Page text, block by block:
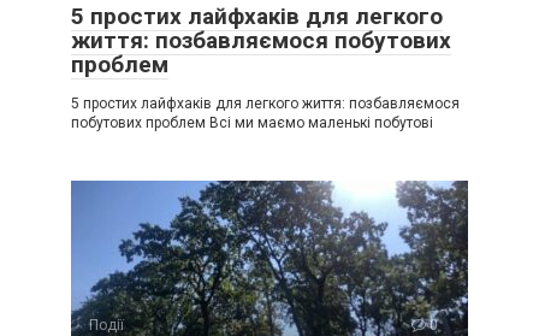
5 простих лайфхаків для легкого
життя: позбавляємося побутових
проблем
5 простих лайфхаків для легкого життя: позбавляємося
побутових проблем Всі ми маємо маленькі побутові
Події 0